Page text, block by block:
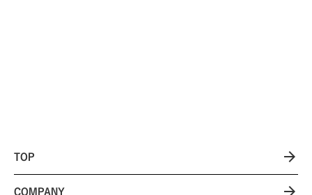
TOP arrow_forward
COMPANY arrow_forward